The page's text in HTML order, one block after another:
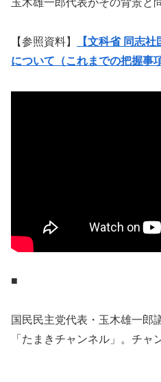
【参照資料】
【文科省 同志
について（これまでの把握事
■
国民民主党代表・玉木雄一郎
「たまきチャンネル」。チャ